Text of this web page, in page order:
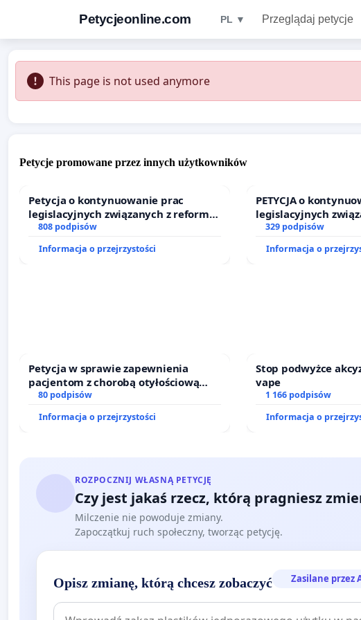
Petycjeonline.com PL ▼ Przeglądaj petycje
This page is not used anymore
Petycje promowane przez innych użytkowników
Petycja o kontynuowanie prac
legislacyjnych związanych z reformą
prawa rodzinnego
808 podpisów
Informacja o przejrzystości
PETYCJA o
legislacyjnych
prawa rodzinnego
329 podpisów
Informacja o
Petycja w sprawie zapewnienia
pacjentom z chorobą otyłościową
dostępu do kompleksowego leczenia
oraz programów profilaktycznych.
80 podpisów
Informacja o przejrzystości
Stop podwyżce
vape
1 166 podpisów
Informacja o
ROZPOCZNIJ WŁASNĄ PETYCJĘ
Czy jest jakaś rzecz, którą pragniesz
Milczenie nie powoduje zmiany.
Zapoczątkuj ruch społeczny, tworząc petycję.
Opisz zmianę, którą chcesz zobaczyć Zasilane przez